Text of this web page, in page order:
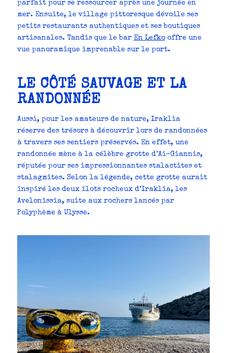
parfait pour se ressourcer après une journée en
mer. Ensuite, le village pittoresque dévoile ses
petits restaurants authentiques et ses boutiques
artisanales. Tandis que le bar En Lefkooffre une
vue panoramique imprenable sur le port.
LE CÔTÉ SAUVAGE ET LA
RANDONNÉE
Aussi, pour les amateurs de nature, Iraklia
réserve des trésors à découvrir lors de randonnées
à travers ses sentiers préservés. En effet, une
randonnée mène à la célèbre grotte d’Ai-Giannis,
réputée pour ses impressionnantes stalactites et
stalagmites. Selon la légende, cette grotte aurait
inspiré les deux îlots rocheux d’Iraklia, les
Avelonissia, suite aux rochers lancés par
Polyphème à Ulysse.